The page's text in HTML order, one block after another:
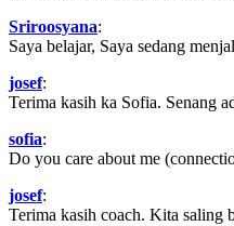
Sriroosyana:
Saya belajar, Saya sedang
josef:
Terima kasih ka Sofia. Senang
sofia:
Do you care about me
josef:
Terima kasih coach. Kita saling